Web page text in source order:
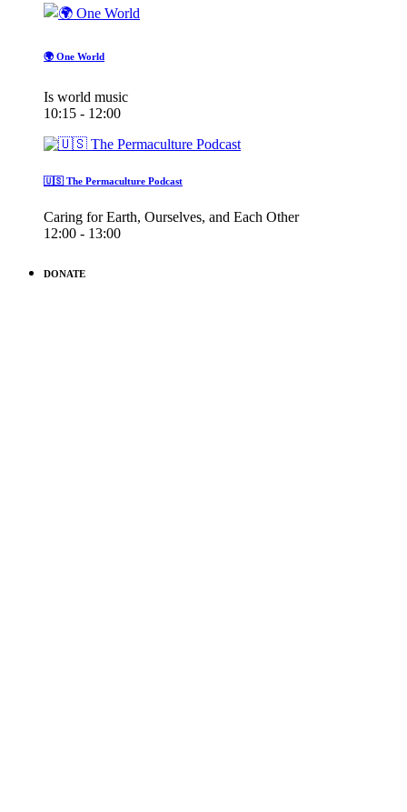
🌍 One World
Is world music
10:15 - 12:00
🇺🇸 The Permaculture Podcast
Caring for Earth, Ourselves, and Each Other
12:00 - 13:00
DONATE